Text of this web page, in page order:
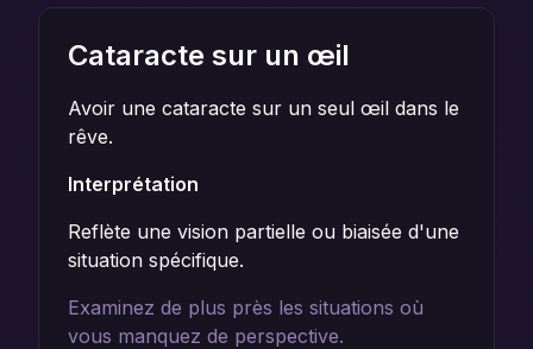
Cataracte sur un œil
Avoir une cataracte sur un seul œil dans le
rêve.
Interprétation
Reflète une vision partielle ou biaisée d'une
situation spécifique.
Examinez de plus près les situations où
vous manquez de perspective.